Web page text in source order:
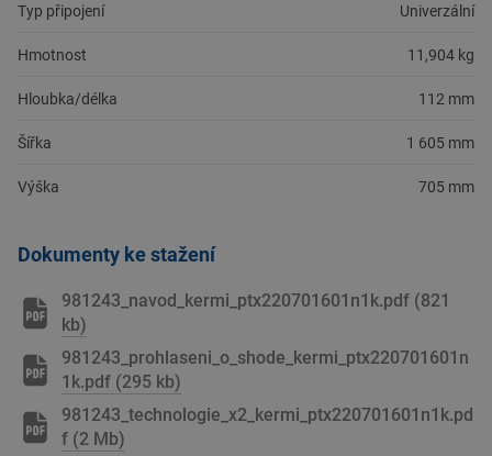
Typ připojení Univerzální
Hmotnost 11,904 kg
Hloubka/délka 112 mm
Šířka 1 605 mm
Výška 705 mm
Dokumenty ke stažení
981243_navod_kermi_ptx220701601n1k.pdf (821
kb)
981243_prohlaseni_o_shode_kermi_ptx220701601n
1k.pdf (295 kb)
981243_technologie_x2_kermi_ptx220701601n1k.pd
f (2 Mb)